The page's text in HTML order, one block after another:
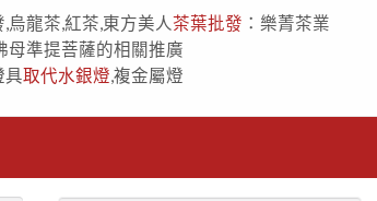
烏龍茶,紅茶,東方美人茶葉批發 ：樂菁茶業
母準提菩薩的相關推廣
具取代水銀燈 ,複金屬燈